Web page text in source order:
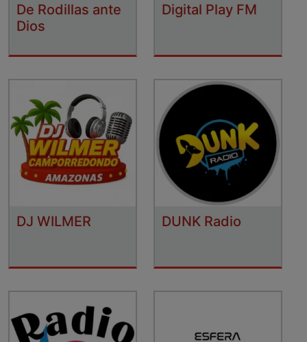
De Rodillas ante
Dios
Digital Play FM
DJ WILMER DUNK Radio